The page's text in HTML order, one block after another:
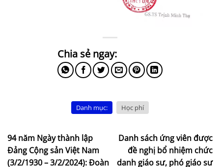
Danh mục: Học phí
94 năm Ngày thành lập
Đảng Cộng sản Việt Nam
(3/2/1930 – 3/2/2024): Đoàn
Danh sách ứng viên được
đề nghị bổ nhiệm chức
danh giáo sư, phó giáo sư